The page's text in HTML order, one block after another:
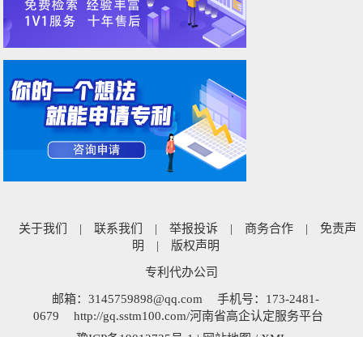
关于我们 | 联系我们 | 举报投诉 | 商务合作 |
免责声
明
| 版权声明
专利代办公司
邮箱：3145759898@qq.com
手机号：173-2481-
0679
http://gq.sstm100.com/河南省高企认定服务平台